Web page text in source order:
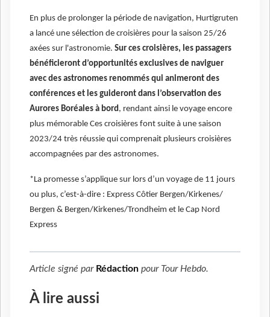
En plus de prolonger la période de navigation, Hurtigruten
a lancé une sélection de croisières pour la saison 25/26
axées sur l'astronomie. Sur ces croisières, les passagers
bénéficieront d’opportunités exclusives de naviguer
avec des astronomes renommés qui animeront des
conférences et les guideront dans l’observation des
Aurores Boréales à bord , rendant ainsi le voyage encore
plus mémorable Ces croisières font suite à une saison
2023/24 très réussie qui comprenait plusieurs croisières
accompagnées par des astronomes.
*La promesse s’applique sur lors d’un voyage de 11 jours
ou plus, c’est-à-dire : Express Côtier Bergen/Kirkenes/
Bergen & Bergen/Kirkenes/Trondheim et le Cap Nord
Express
Article signé par Rédaction pour Tour Hebdo.
À lire aussi